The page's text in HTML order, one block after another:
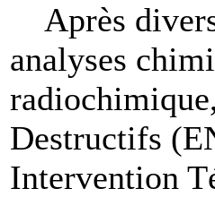
Après
analyses
Destructifs
Intervention